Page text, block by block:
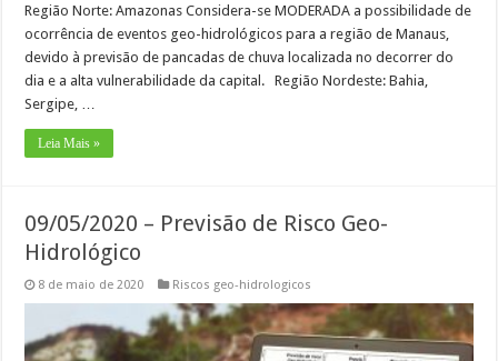
Região Norte: Amazonas Considera-se MODERADA a possibilidade de
ocorrência de eventos geo-hidrológicos para a região de Manaus,
devido à previsão de pancadas de chuva localizada no decorrer do
dia e a alta vulnerabilidade da capital. Região Nordeste: Bahia,
Sergipe, …
Leia Mais »
09/05/2020 – Previsão de Risco Geo-
Hidrológico
8 de maio de 2020 Riscos geo-hidrologicos